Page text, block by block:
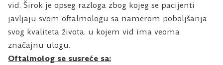
vid. Širok je opseg razloga zbog kojeg se pacijenti
javljaju svom oftalmologu sa namerom poboljšanja
svog kvaliteta života, u kojem vid ima veoma
značajnu ulogu.
Oftalmolog se susreće sa: